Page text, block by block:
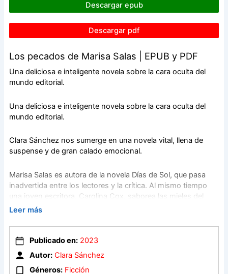
Descargar epub
Descargar pdf
Los pecados de Marisa Salas | EPUB y PDF
Una deliciosa e inteligente novela sobre la cara oculta del
mundo editorial.
Una deliciosa e inteligente novela sobre la cara oculta del
mundo editorial.
Clara Sánchez nos sumerge en una novela vital, llena de
suspense y de gran calado emocional.
Marisa Salas es autora de la novela Días de Sol, que pasa
inadvertida entre los lectores y la crítica. Al mismo tiempo
una joven escritora, Carolina Cox, saborea las mieles del
éxito con otra novela en la misma editorial, lo que hunde a
escribir.
Treinta años después, aparece un escritor novel que copa la
lista de ventas, levanta el aplauso del mundo literario y
Leer más
Publicado en: 2023
Autor: Clara Sánchez
Géneros: Ficción